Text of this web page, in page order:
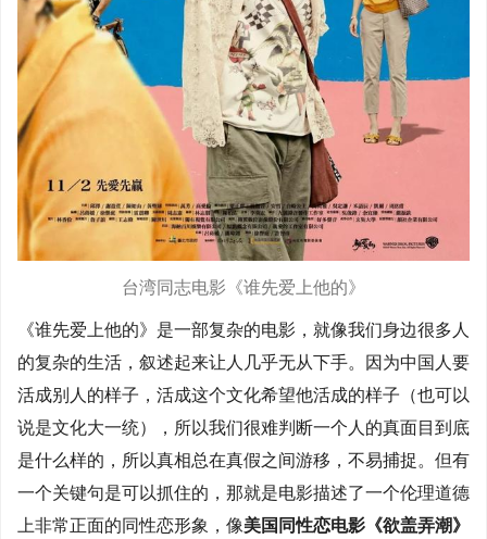
台湾同志电影《谁先爱上他的》
《谁先爱上他的》是一部复杂的电影，就像我们身边很多人
的复杂的生活，叙述起来让人几乎无从下手。因为中国人要
活成别人的样子，活成这个文化希望他活成的样子（也可以
说是文化大一统），所以我们很难判断一个人的真面目到底
是什么样的，所以真相总在真假之间游移，不易捕捉。但有
一个关键句是可以抓住的，那就是电影描述了一个伦理道德
上非常正面的同性恋形象，像美国同性恋电影《欲盖弄潮》